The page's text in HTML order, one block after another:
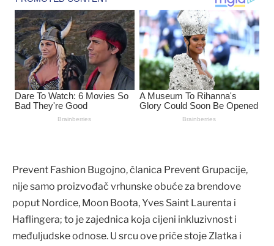
Prevent Fashion Bugojno, članica Prevent Grupacije,
nije samo proizvođač vrhunske obuće za brendove
poput Nordice, Moon Boota, Yves Saint Laurenta i
Haflingera; to je zajednica koja cijeni inkluzivnost i
međuljudske odnose. U srcu ove priče stoje Zlatka i